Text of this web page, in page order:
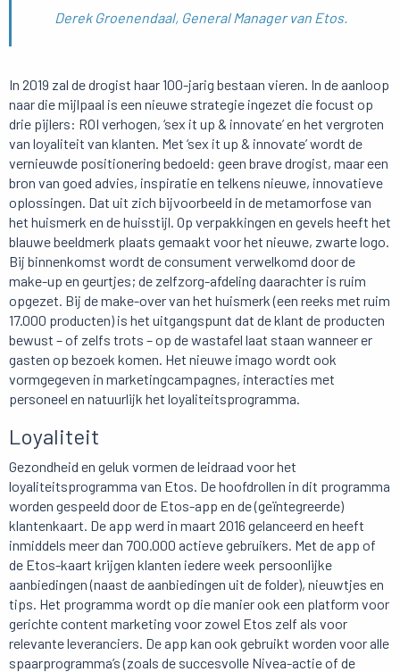
Derek Groenendaal, General Manager van Etos.
In 2019 zal de drogist haar 100-jarig bestaan vieren. In de aanloop
naar die mijlpaal is een nieuwe strategie ingezet die focust op
drie pijlers: ROI verhogen, ‘sex it up & innovate’ en het vergroten
van loyaliteit van klanten. Met ‘sex it up & innovate’ wordt de
vernieuwde positionering bedoeld: geen brave drogist, maar een
bron van goed advies, inspiratie en telkens nieuwe, innovatieve
oplossingen. Dat uit zich bijvoorbeeld in de metamorfose van
het huismerk en de huisstijl. Op verpakkingen en gevels heeft het
blauwe beeldmerk plaats gemaakt voor het nieuwe, zwarte logo.
Bij binnenkomst wordt de consument verwelkomd door de
make-up en geurtjes; de zelfzorg-afdeling daarachter is ruim
opgezet. Bij de make-over van het huismerk (een reeks met ruim
17.000 producten) is het uitgangspunt dat de klant de producten
bewust – of zelfs trots – op de wastafel laat staan wanneer er
gasten op bezoek komen. Het nieuwe imago wordt ook
vormgegeven in marketingcampagnes, interacties met
personeel en natuurlijk het loyaliteitsprogramma.
Loyaliteit
Gezondheid en geluk vormen de leidraad voor het
loyaliteitsprogramma van Etos. De hoofdrollen in dit programma
worden gespeeld door de Etos-app en de (geïntegreerde)
klantenkaart. De app werd in maart 2016 gelanceerd en heeft
inmiddels meer dan 700.000 actieve gebruikers. Met de app of
de Etos-kaart krijgen klanten iedere week persoonlijke
aanbiedingen (naast de aanbiedingen uit de folder), nieuwtjes en
tips. Het programma wordt op die manier ook een platform voor
gerichte content marketing voor zowel Etos zelf als voor
relevante leveranciers. De app kan ook gebruikt worden voor alle
spaarprogramma’s (zoals de succesvolle Nivea-actie of de